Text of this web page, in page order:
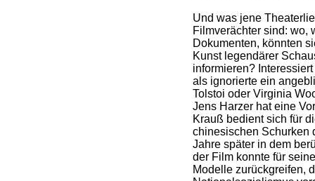
Und was jene
Filmverächter sind: wo,
Dokumenten, könnten
Kunst legendärer
informieren?
als ignorierte ein
Tolstoi oder Virginia
Jens Harzer hat eine
Krauß bedient sich für
chinesischen Schurken
Jahre später in dem
der Film konnte für
Modelle zurückgreifen,